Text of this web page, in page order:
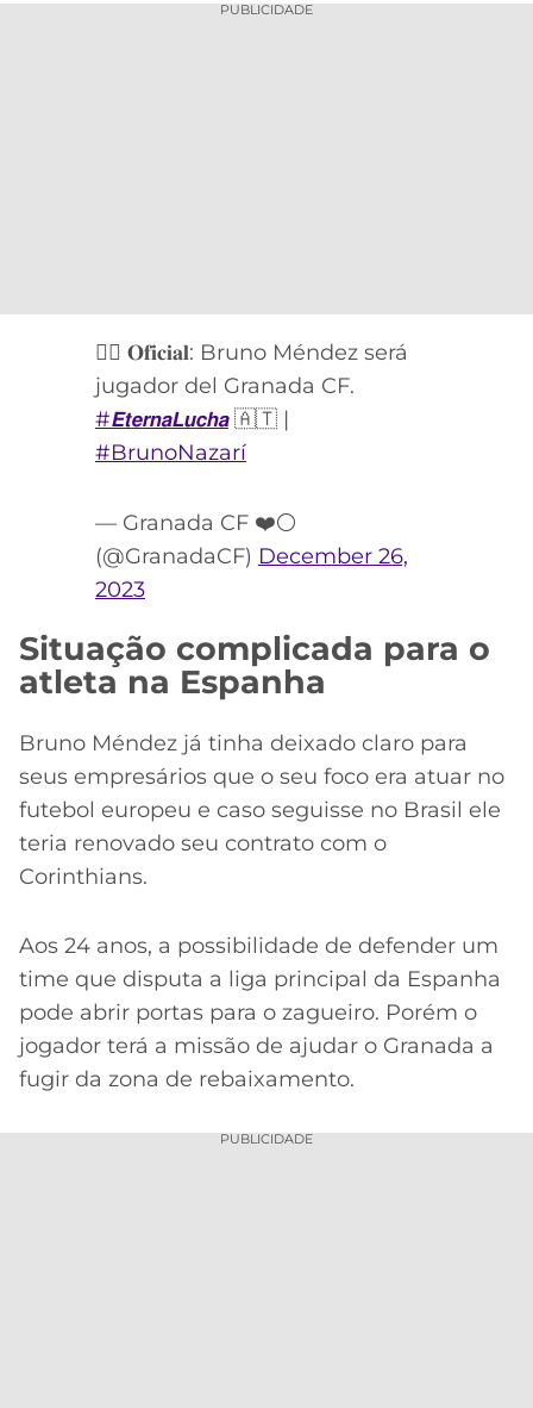
PUBLICIDADE
✍🏼 𝐎𝐟𝐢𝐜𝐢𝐚𝐥: Bruno Méndez será
jugador del Granada CF.
#𝙀𝙩𝙚𝙧𝙣𝙖𝙇𝙪𝙘𝙝𝙖🇦🇹 |
#BrunoNazarí
— Granada CF ❤️⚪️
(@GranadaCF) December 26,
2023
Situação complicada para o
atleta na Espanha
Bruno Méndez já tinha deixado claro para
seus empresários que o seu foco era atuar no
futebol europeu e caso seguisse no Brasil ele
teria renovado seu contrato com o
Corinthians.
Aos 24 anos, a possibilidade de defender um
time que disputa a liga principal da Espanha
pode abrir portas para o zagueiro. Porém o
jogador terá a missão de ajudar o Granada a
fugir da zona de rebaixamento.
PUBLICIDADE